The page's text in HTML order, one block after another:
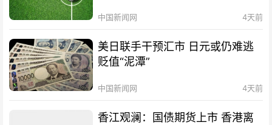
中国新闻网 4天前
美日联手干预汇市 日元或仍难逃
贬值“泥潭”
中国新闻网 4天前
香江观澜：国债期货上市 香港离